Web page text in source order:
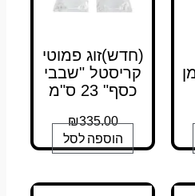
(חדש)זוג פמוטי
קריסטל "שבבי
כסף" 23 ס"מ
₪335.00
הוספה לסל